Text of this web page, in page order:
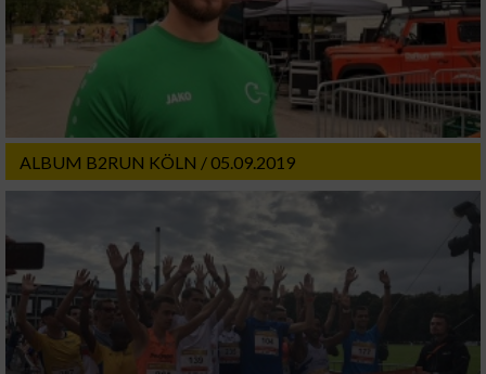
ALBUM B2RUN KÖLN / 05.09.2019